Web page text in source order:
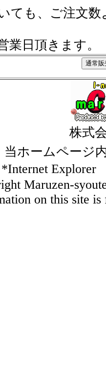
ても、ご注文
業日頂きます。
株式
当ホームページ
*Internet
Maruzen-
on this site is